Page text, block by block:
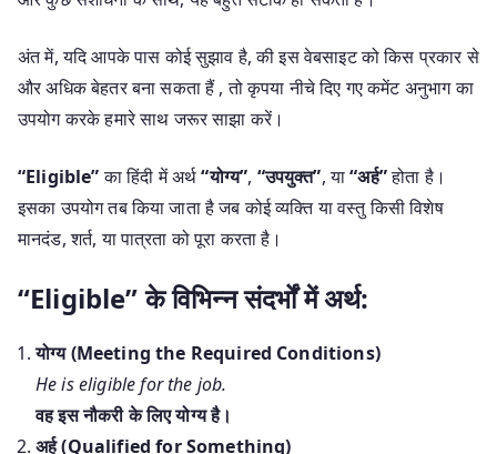
अंत में, यदि आपके पास कोई सुझाव है, की इस वेबसाइट को किस प्रकार से
और अधिक बेहतर बना सकता हैं , तो कृपया नीचे दिए गए कमेंट अनुभाग का
उपयोग करके हमारे साथ जरूर साझा करें।
“Eligible”का हिंदी में अर्थ“योग्य”, “उपयुक्त”, या“अर्ह”होता है।
इसका उपयोग तब किया जाता है जब कोई व्यक्ति या वस्तु किसी विशेष
मानदंड, शर्त, या पात्रता को पूरा करता है।
“Eligible” के विभिन्न संदर्भों में अर्थ:
योग्य (Meeting the Required Conditions)
He is eligible for the job.
वह इस नौकरी के लिए योग्य है।
अर्ह (Qualified for Something)